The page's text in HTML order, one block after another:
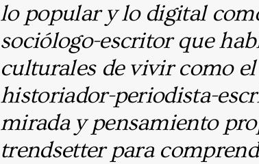
lo popular y lo digital
sociólogo-escritor que
culturales de vivir como
historiador-periodista-
mirada y pensamiento
trendsetter para